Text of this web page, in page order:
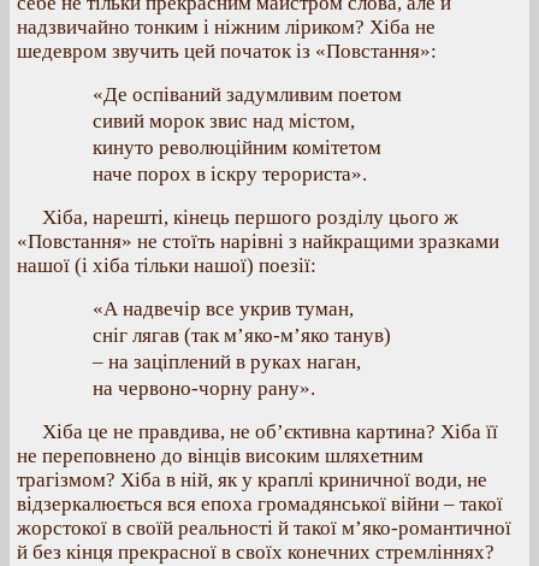
надзвичайно тонким і ніжним ліриком? Хіба не
шедевром звучить цей початок із «Повстання»:
«Де оспіваний задумливим поетом
сивий морок звис над містом,
кинуто революційним комітетом
наче порох в іскру терориста».
Хіба, нарешті, кінець першого розділу цього ж
«Повстання» не стоїть нарівні з найкращими зразками
нашої (і хіба тільки нашої) поезії:
«А надвечір все укрив туман,
сніг лягав (так м’яко-м’яко танув)
– на заціплений в руках наган,
на червоно-чорну рану».
Хіба це не правдива, не об’єктивна картина? Хіба її
не переповнено до вінців високим шляхетним
трагізмом? Хіба в ній, як у краплі криничної води, не
відзеркалюється вся епоха громадянської війни – такої
жорстокої в своїй реальності й такої м’яко-романтичної
й без кінця прекрасної в своїх конечних стремліннях?